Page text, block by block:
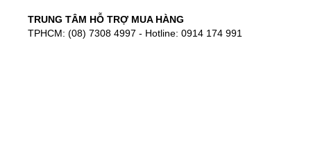
TRUNG TÂM HỖ TRỢ MUA HÀNG
TPHCM: (08) 7308 4997 - Hotline: 0914 174 991